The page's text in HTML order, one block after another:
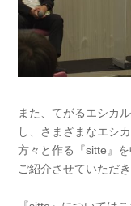
また、てがるエシカ
し、さまざまなエシ
方々と作る『sitte』
ご紹介させていただき